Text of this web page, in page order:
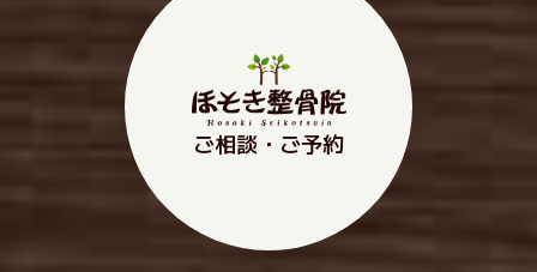
ご相談・ご予約